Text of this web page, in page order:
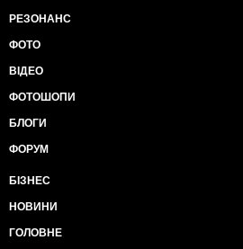
РЕЗОНАНС
ФОТО
ВІДЕО
ФОТОШОПИ
БЛОГИ
ФОРУМ
БІЗНЕС
НОВИНИ
ГОЛОВНЕ